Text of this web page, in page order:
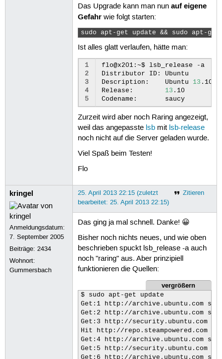
Das Upgrade kann man nun auf eigene
Gefahrwie folgt starten:
sudo apt-get update && sudo apt-
Ist alles glatt verlaufen, hätte man:
1
2
3
4
5
flo@x201:~$ lsb_release
-a
Distributor
ID:
Ubuntu
Description:
Ubuntu 13 .10
Release:
13 .10
Codename:
saucy
Zurzeit wird aber noch Raring angezeigt,
weil das angepasste lsbmit lsb-release
noch nicht auf die Server geladen wurde.
Viel Spaß beim Testen!
Flo
kringel
Anmeldungsdatum:
7. September 2005
Beiträge:2434
Wohnort:
Gummersbach
Zitieren
25. April 2013 22:15 (zuletzt
bearbeitet: 25. April 2013 22:15)
Das ging ja mal schnell. Danke! 😀
Bisher noch nichts neues, und wie oben
beschrieben spuckt lsb_release -a auch
noch "raring" aus. Aber prinzipiell
funktionieren die Quellen:
vergrößern
$ sudo apt-get update
Get:1 http://
Get:2 http://
Get:3 http://security.ubuntu.com
Hit http://
Get:4 http://archive.ubuntu.com
Get:5 http://security.ubuntu.com
Get:6 http://